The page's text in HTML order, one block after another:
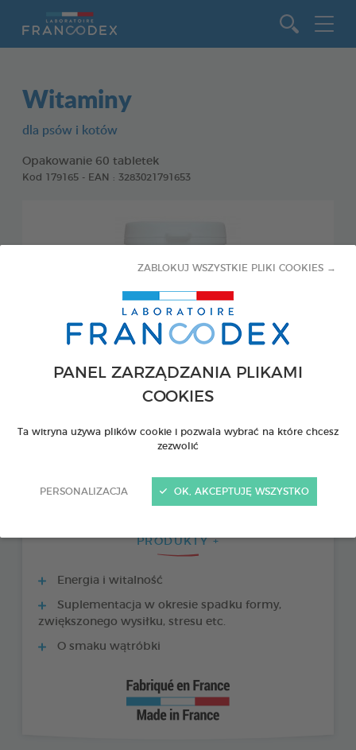
PANEL ZARZĄDZANIA PLIKAMI
COOKIES
Ta witryna używa plików cookie i pozwala wybrać na które chcesz
zezwolić
PERSONALIZACJA
ZABLOKUJ WSZYSTKIE PLIKI COOKIES →
OK, AKCEPTUJĘ WSZYSTKO
Witaminy
dla psów i kotów
Opakowanie 60 tabletek
Kod 179165 - EAN : 3283021791653
PRODUKTY +
Energia i witalność
Suplementacja w okresie spadku formy,
zwiększonego wysiłku, stresu etc.
O smaku wątróbki